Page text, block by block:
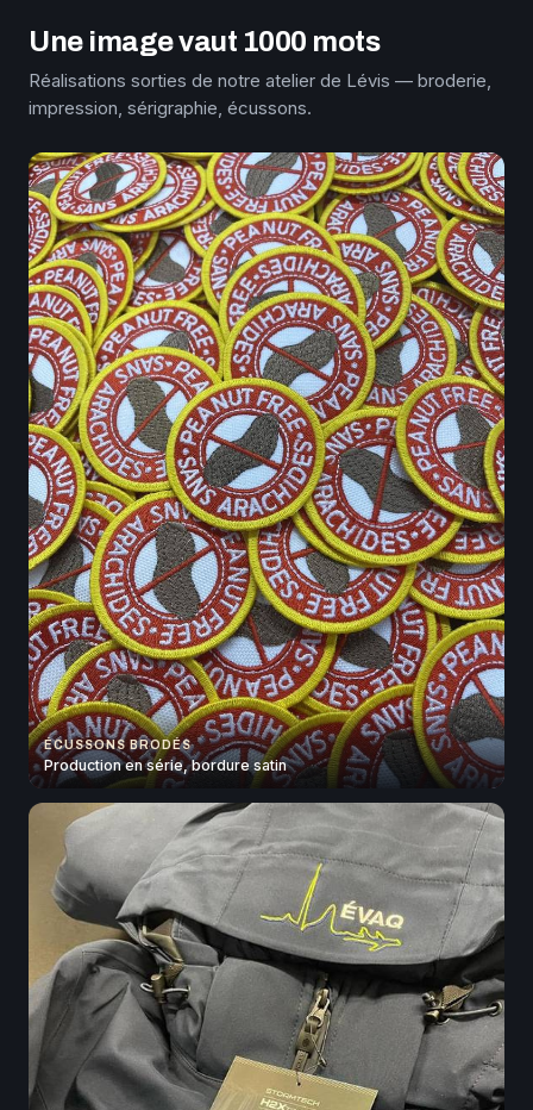
Une image vaut 1000 mots
Réalisations sorties de notre atelier de Lévis — broderie,
impression, sérigraphie, écussons.
ÉCUSSONS BRODÉS
Production en série, bordure satin